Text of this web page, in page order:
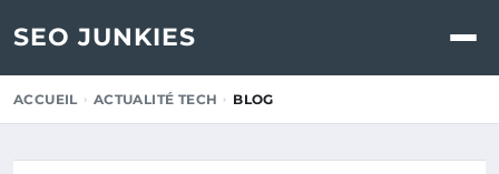
SEO JUNKIES
ACCUEIL ACTUALITÉ TECH BLOG